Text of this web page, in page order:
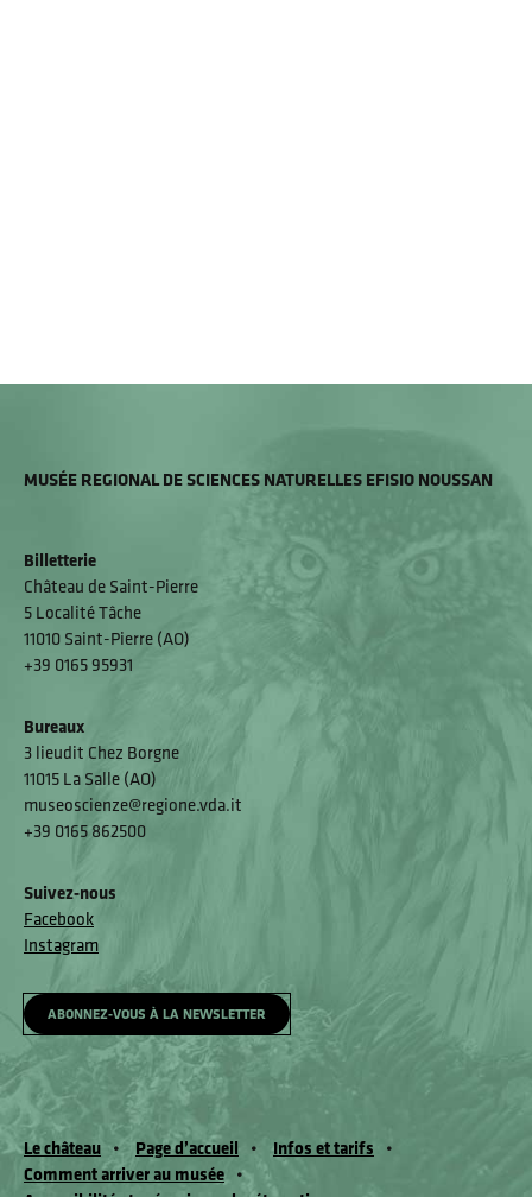
MUSÉE REGIONAL DE SCIENCES NATURELLES EFISIO NOUSSAN
Billetterie
Château de Saint-Pierre
5 Localité Tâche
11010 Saint-Pierre (AO)
+39 0165 95931
Bureaux
3 lieudit Chez Borgne
11015 La Salle (AO)
museoscienze@regione.vda.it
+39 0165 862500
Suivez-nous
Facebook
Instagram
ABONNEZ-VOUS À LA NEWSLETTER
Le château Page d’accueil
Infos et tarifs
Comment arriver au musée